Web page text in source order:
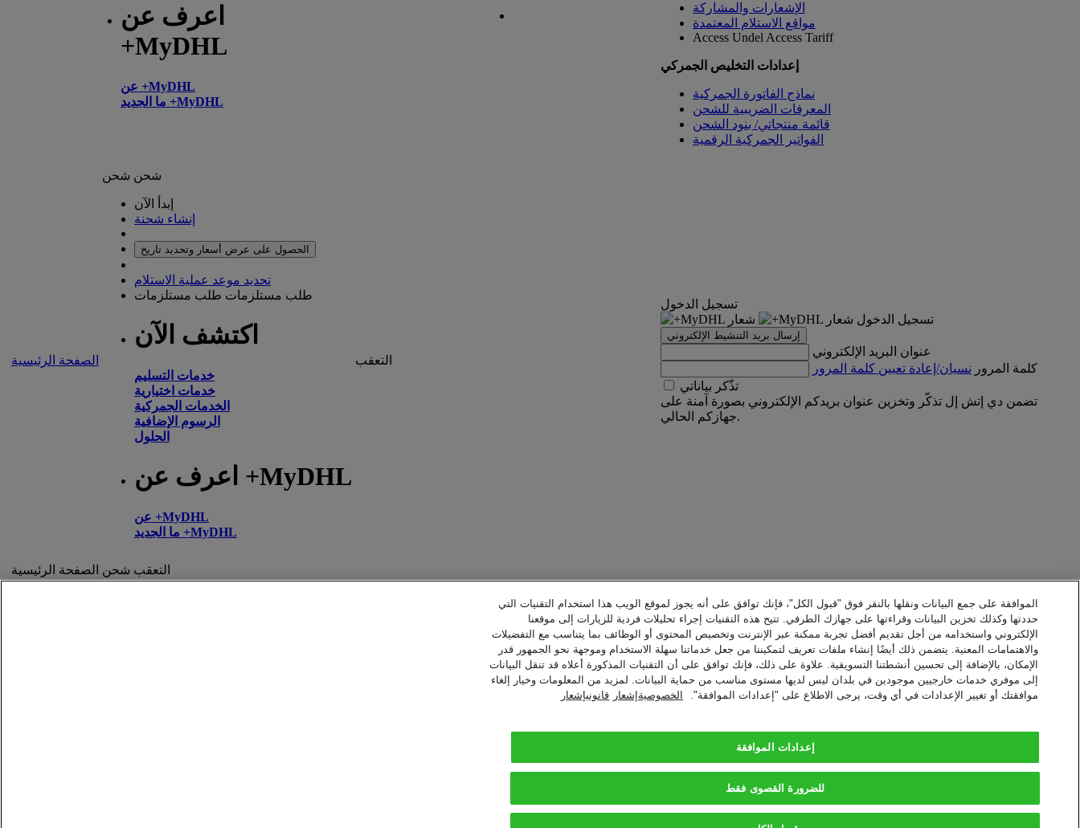
اعرف عن
+MyDHL
عن +MyDHL
ما الجديد +MyDHL
الإشعارات والمشاركة
مواقع الاستلام المعتمدة
Access Undel Access Tariff
إعدادات التخليص الجمركي
نماذج الفاتورة الجمركية
المعرفات الضريبية للشحن
قائمة منتجاتي/ بنود الشحن
الفواتير الجمركية الرقمية
الصفحة الرئيسية
شحن شحن
إبدأ الآن
إنشاء شحنة
الحصول على عرض أسعار وتحديد تاريخ
تحديد موعد عملية الاستلام
طلب مستلزمات طلب مستلزمات
اكتشف الآن
خدمات التسليم
خدمات اختيارية
الخدمات الجمركية
الرسوم الإضافية
الحلول
اعرف عن +MyDHL
عن +MyDHL
ما الجديد +MyDHL
التعقب
تسجيل الدخول
تسجيل الدخول
إرسال بريد التنشيط الإلكتروني
عنوان البريد الإلكتروني
كلمة المرور نسيان/إعادة تعيين كلمة المرور
تذّكر بياناتي
تضمن دي إتش إل تذكّر وتخزين عنوان بريدكم الإلكتروني بصورة آمنة على
جهازكم الحالي.
الصفحة الرئيسية شحن التعقب
الموافقة على جمع البيانات ونقلها بالنقر فوق "قبول الكل"، فإنك توافق على أنه يجوز لموقع الويب هذا استخدام التقنيات التي
حددتها وكذلك تخزين البيانات وقراءتها على جهازك الطرفي. تتيح هذه التقنيات إجراء تحليلات فردية للزيارات إلى موقعنا
الإلكتروني واستخدامه من أجل تقديم أفضل تجربة ممكنة عبر الإنترنت وتخصيص المحتوى أو الوظائف بما يتناسب مع التفضيلات
والاهتمامات المعنية. يتضمن ذلك أيضًا إنشاء ملفات تعريف لتمكيننا من جعل خدماتنا سهلة الاستخدام وموجهة نحو الجمهور قدر
الإمكان، بالإضافة إلى تحسين أنشطتنا التسويقية. علاوة على ذلك، فإنك توافق على أن التقنيات المذكورة أعلاه قد تنقل البيانات
إلى موفري خدمات خارجيين موجودين في بلدان ليس لديها مستوى مناسب من حماية البيانات. لمزيد من المعلومات وخيار إلغاء
موافقتك أو تغيير الإعدادات في أي وقت، يرجى الاطلاع على "إعدادات الموافقة".
الخصوصيةإشعار قانونيإشعار
إعدادات الموافقة
للضرورة القصوى فقط